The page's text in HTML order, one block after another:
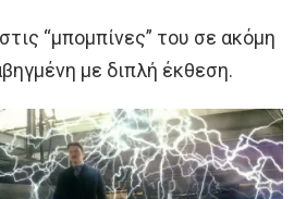
“μπομπίνες” του σε ακόμη
με διπλή έκθεση.